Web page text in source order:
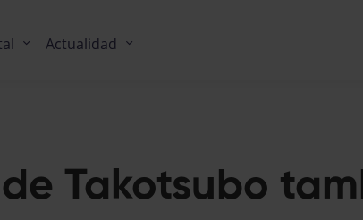
Actualidad
Takotsubo